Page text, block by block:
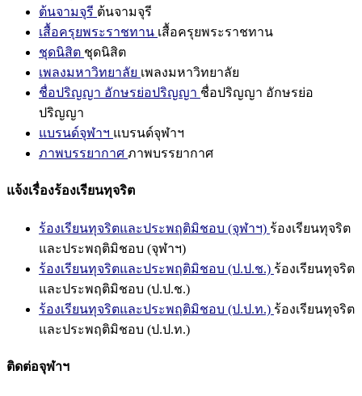
ต้นจามจุรี ต้นจามจุรี
เสื้อครุยพระราชทาน เสื้อครุยพระราชทาน
ชุดนิสิต ชุดนิสิต
เพลงมหาวิทยาลัย เพลงมหาวิทยาลัย
ชื่อปริญญา อักษรย่อปริญญา ชื่อปริญญา อักษรย่อ
ปริญญา
แบรนด์จุฬาฯ แบรนด์จุฬาฯ
ภาพบรรยากาศ ภาพบรรยากาศ
แจ้งเรื่องร้องเรียนทุจริต
ร้องเรียนทุจริตและประพฤติมิชอบ (จุฬาฯ) ร้องเรียนทุจริต
และประพฤติมิชอบ (จุฬาฯ)
ร้องเรียนทุจริตและประพฤติมิชอบ (ป.ป.ช.) ร้องเรียนทุจริต
และประพฤติมิชอบ (ป.ป.ช.)
ร้องเรียนทุจริตและประพฤติมิชอบ (ป.ป.ท.) ร้องเรียนทุจริต
และประพฤติมิชอบ (ป.ป.ท.)
ติดต่อจุฬาฯ